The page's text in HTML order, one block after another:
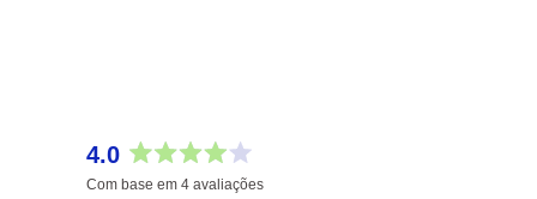
4.0
Avaliado
Com base em 4 avaliações